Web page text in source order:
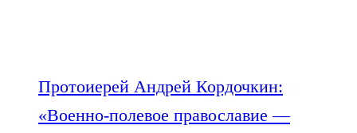
Протоиерей Андрей Кордочкин:
«Военно-полевое православие —